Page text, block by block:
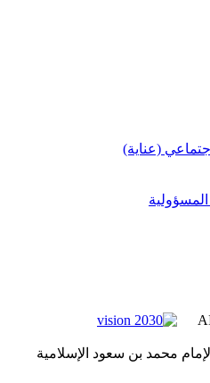
(عناية)
محمد بن سعود الإسلامية